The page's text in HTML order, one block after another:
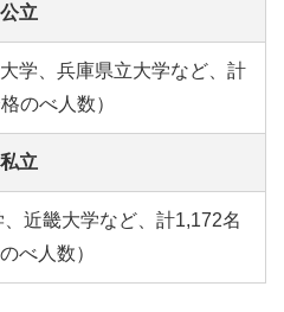
公立
学、兵庫県立大学など、計
のべ人数）
私立
近畿大学など、計1,172名
べ人数）